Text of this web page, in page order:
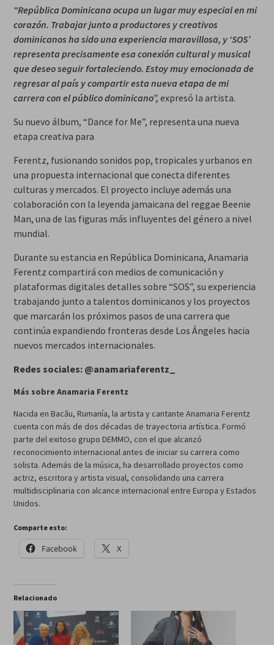
“República Dominicana ocupa un lugar muy especial en mi
corazón. Trabajar junto a productores y creativos
dominicanos ha sido una experiencia maravillosa, y ‘SOS’
representa precisamente esa conexión cultural y musical
que deseo seguir fortaleciendo. Estoy muy emocionada de
regresar al país y compartir esta nueva etapa de mi
carrera con el público dominicano”, expresó la artista.
Su nuevo álbum, “Dance for Me”, representa una nueva
etapa creativa para
Ferentz, fusionando sonidos pop, tropicales y urbanos en
una propuesta internacional que conecta diferentes
culturas y mercados. El proyecto incluye además una
colaboración con la leyenda jamaicana del reggae Beenie
Man, una de las figuras más influyentes del género a nivel
mundial.
Durante su estancia en República Dominicana, Anamaria
Ferentz compartirá con medios de comunicación y
plataformas digitales detalles sobre “SOS”, su experiencia
trabajando junto a talentos dominicanos y los proyectos
que marcarán los próximos pasos de una carrera que
continúa expandiendo fronteras desde Los Ángeles hacia
nuevos mercados internacionales.
Redes sociales: @anamariaferentz_
Más sobre Anamaria Ferentz
Nacida en Bacău, Rumanía, la artista y cantante Anamaria Ferentz
cuenta con más de dos décadas de trayectoria artística. Formó
parte del exitoso grupo DEMMO, con el que alcanzó
reconocimiento internacional antes de iniciar su carrera como
solista. Además de la música, ha desarrollado proyectos como
actriz, escritora y artista visual, consolidando una carrera
multidisciplinaria con alcance internacional entre Europa y Estados
Unidos.
Comparte esto:
Facebook X
Relacionado